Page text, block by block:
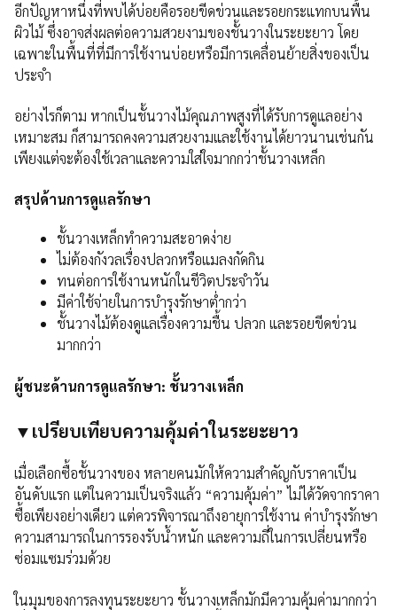
อีกปัญหาหนึ่งที่พบได้บ่อยคือรอยขีดข่วนและรอยกระแทกบนพื้น
ผิวไม้ ซึ่งอาจส่งผลต่อความสวยงามของชั้นวางในระยะยาว โดย
เฉพาะในพื้นที่ที่มีการใช้งานบ่อยหรือมีการเคลื่อนย้ายสิ่งของเป็น
ประจำ
อย่างไรก็ตาม หากเป็นชั้นวางไม้คุณภาพสูงที่ได้รับการดูแลอย่าง
เหมาะสม ก็สามารถคงความสวยงามและใช้งานได้ยาวนานเช่นกัน
เพียงแต่จะต้องใช้เวลาและความใส่ใจมากกว่าชั้นวางเหล็ก
สรุปด้านการดูแลรักษา
ชั้นวางเหล็กทำความสะอาดง่าย
ไม่ต้องกังวลเรื่องปลวกหรือแมลงกัดกิน
ทนต่อการใช้งานหนักในชีวิตประจำวัน
มีค่าใช้จ่ายในการบำรุงรักษาต่ำกว่า
ชั้นวางไม้ต้องดูแลเรื่องความชื้น ปลวก และรอยขีดข่วน
มากกว่า
ผู้ชนะด้านการดูแลรักษา: ชั้นวางเหล็ก
▼เปรียบเทียบความคุ้มค่าในระยะยาว
เมื่อเลือกซื้อชั้นวางของ หลายคนมักให้ความสำคัญกับราคาเป็น
อันดับแรก แต่ในความเป็นจริงแล้ว “ความคุ้มค่า” ไม่ได้วัดจากราคา
ซื้อเพียงอย่างเดียว แต่ควรพิจารณาถึงอายุการใช้งาน ค่าบำรุงรักษา
ความสามารถในการรองรับน้ำหนัก และความถี่ในการเปลี่ยนหรือ
ซ่อมแซมร่วมด้วย
ในมุมของการลงทุนระยะยาว ชั้นวางเหล็กมักมีความคุ้มค่ามากกว่า